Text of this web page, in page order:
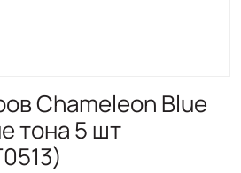
Chameleon Blue
тона 5 шт